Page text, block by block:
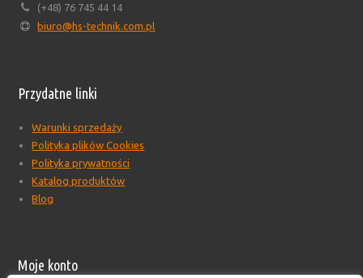
(+48) 76 745 44 14
biuro@hs-technik.com.pl
Przydatne linki
Warunki sprzedaży
Polityka plików Cookies
Polityka prywatności
Katalog produktów
Blog
Moje konto